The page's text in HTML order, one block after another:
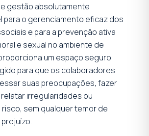
gestão absolutamente
para o gerenciamento eficaz dos
e para a prevenção ativa
e sexual no ambiente de
um espaço seguro,
para que os colaboradores
suas preocupações, fazer
irregularidades ou
sem qualquer temor de